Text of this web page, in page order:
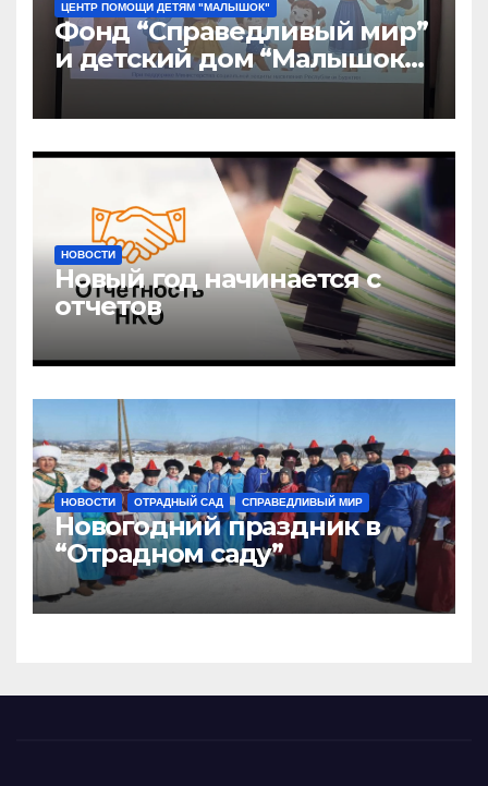
ЦЕНТР ПОМОЩИ ДЕТЯМ "МАЛЫШОК"
Фонд “Справедливый мир”
и детский дом “Малышок”
открыли центр новых
возможностей “УРАГШАА”
НОВОСТИ
Новый год начинается с
отчетов
НОВОСТИ ОТРАДНЫЙ САД СПРАВЕДЛИВЫЙ МИР
Новогодний праздник в
“Отрадном саду”